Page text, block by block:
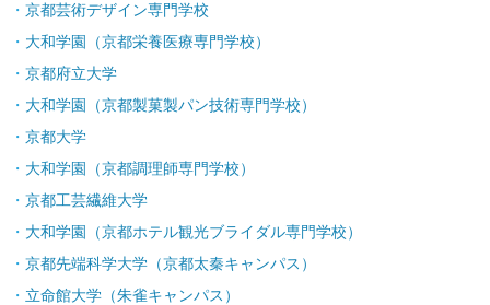
京都芸術デザイン専門学校
大和学園（京都栄養医療専門学校）
京都府立大学
大和学園（京都製菓製パン技術専門学校）
京都大学
大和学園（京都調理師専門学校）
京都工芸繊維大学
大和学園（京都ホテル観光ブライダル専門学校）
京都先端科学大学（京都太秦キャンパス）
立命館大学（朱雀キャンパス）